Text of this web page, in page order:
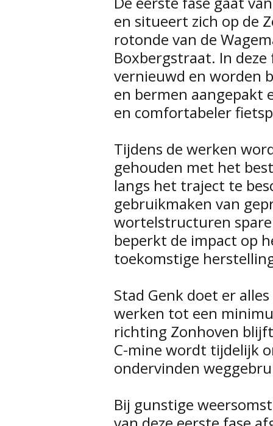
en situeert zich op de
rotonde van de
Boxbergstraat. In
vernieuwd en worden
en bermen aangepakt
en comfortabeler
Tijdens de werken
gehouden met het
langs het traject te
gebruikmaken van
wortelstructuren
beperkt de impact op
toekomstige
Stad Genk doet er
werken tot een
richting Zonhoven
C-mine wordt tijdelijk
ondervinden
Bij gunstige